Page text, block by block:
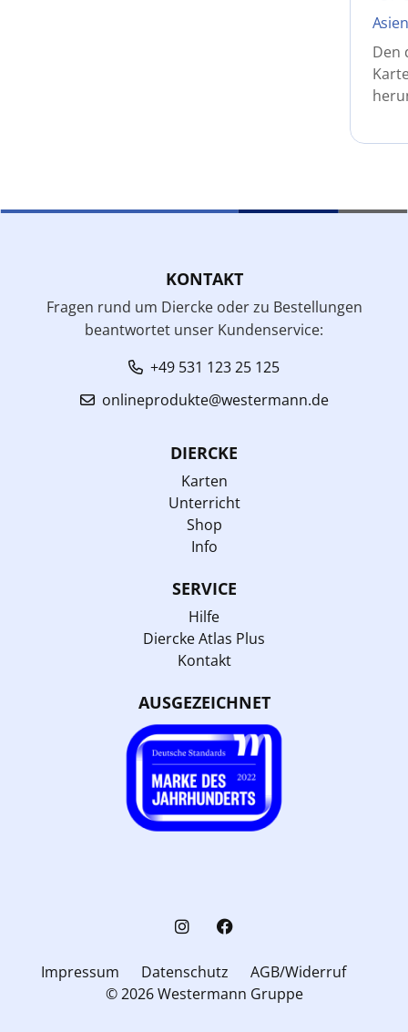
Den
KONTAKT
Fragen rund um Diercke oder zu Bestellungen
beantwortet unser Kundenservice:
+49 531 123 25 125
onlineprodukte@westermann.de
DIERCKE
Karten
Unterricht
Shop
Info
SERVICE
Hilfe
Diercke Atlas Plus
Kontakt
AUSGEZEICHNET
Impressum Datenschutz
AGB/Widerruf
© 2026 Westermann Gruppe